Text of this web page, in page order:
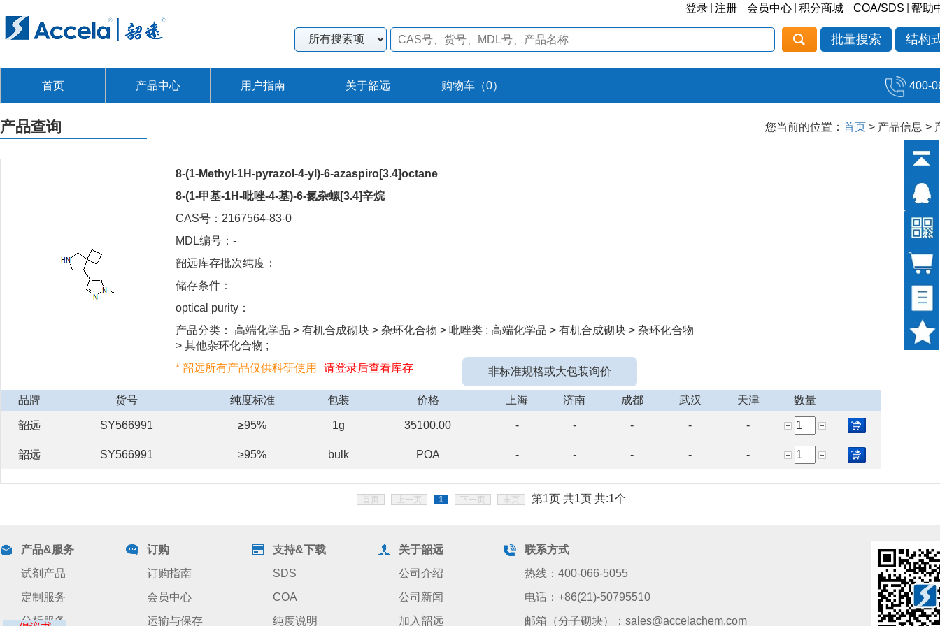
登录 注册 会员中心 积分商城 COA/SDS 帮助
批量搜索 结构
首页 产品中心 用户指南 关于韶远 购物车（0） 400-
产品查询 您当前的位置： 首页 > 产品信息 >
8-(1-Methyl-1H-pyrazol-4-yl)-6-azaspiro[3.4]octane
8-(1-甲基-1H-吡唑-4-基)-6-氮杂螺[3.4]辛烷
CAS号：2167564-83-0
MDL编号：-
韶远库存批次纯度：
储存条件：
optical purity：
产品分类： 高端化学品 > 有机合成砌块 > 杂环化合物 > 吡唑类 ; 高端化学品 > 有机合成砌块 > 杂环化合物
> 其他杂环化合物 ;
* 韶远所有产品仅供科研使用
请登录后查看库存 非标准规格或大包装询价
品牌 货号 纯度标准 包装 价格 上海 济南 成都 武汉 天津 数量
韶远 SY566991 ≥95% 1g 35100.00 - - - - -
韶远 SY566991 ≥95% bulk POA - - - - -
首页 上一页 1 下一页 末页 第1页 共1页 共:1个
产品&服务
试剂产品
定制服务
分析服务
订购
订购指南
会员中心
运输与保存
支持&下载
SDS
COA
纯度说明
关于韶远
公司介绍
公司新闻
加入韶远
联系方式
热线：400-066-5055
电话：+86(21)-50795510
邮箱（分子砌块）：sales@accelachem.com